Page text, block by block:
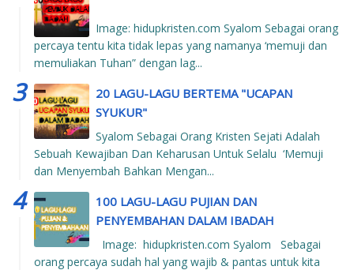
Image: hidupkristen.com Syalom Sebagai orang
percaya tentu kita tidak lepas yang namanya ‘memuji dan
memuliakan Tuhan” dengan lag...
20 LAGU-LAGU BERTEMA "UCAPAN
SYUKUR"
Syalom Sebagai Orang Kristen Sejati Adalah
Sebuah Kewajiban Dan Keharusan Untuk Selalu ‘Memuji
dan Menyembah Bahkan Mengan...
100 LAGU-LAGU PUJIAN DAN
PENYEMBAHAN DALAM IBADAH
Image: hidupkristen.com Syalom Sebagai
orang percaya sudah hal yang wajib & pantas untuk kita